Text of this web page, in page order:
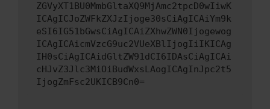
ZGVyXT1BU0MmbGltaXQ9MjAmc2tpcD0wIiwK
ICAgICJoZWFkZXJzIjoge30sCiAgICAiYm9k
eSI6IG51bGwsCiAgICAiZXhwZWN0Ijogewog
ICAgICAicmVzcG9uc2VUeXBlIjogIiIKICAg
IH0sCiAgICAidGltZW91dCI6IDAsCiAgICAi
cHJvZ3Jlc3MiOiBudWxsLAogICAgInJpc2t5
IjogZmFsc2UKICB9Cn0=